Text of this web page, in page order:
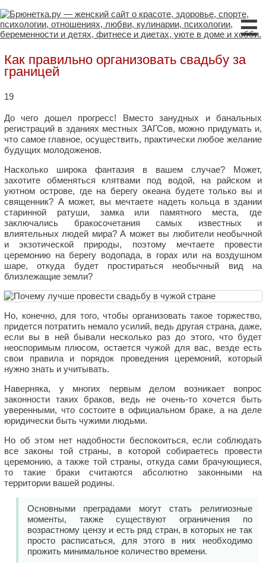
☰
Как правильно организовать свадьбу за
границей
19
До чего дошел прогресс! Вместо занудных и банальных
регистраций в зданиях местных ЗАГСов, можно придумать и,
что самое главное, осуществить, практически любое желание
будущих молодоженов.
Насколько широка фантазия в вашем случае? Может,
захотите обменяться клятвами под водой, на райском и
уютном острове, где на берегу океана будете только вы и
священник? А может, вы мечтаете надеть кольца в здании
старинной ратуши, замка или памятного места, где
заключались бракосочетания самых известных и
влиятельных людей мира? А может вы любители необычной
и экзотической природы, поэтому мечтаете провести
церемонию на берегу водопада, в горах или на воздушном
шаре, откуда будет простираться необычный вид на
близлежащие земли?
Но, конечно, для того, чтобы организовать такое торжество,
придется потратить немало усилий, ведь другая страна, даже,
если вы в ней бывали несколько раз до этого, что будет
неоспоримым плюсом, остается чужой для вас, везде есть
свои правила и порядок проведения церемоний, который
нужно знать и учитывать.
Наверняка, у многих первым делом возникает вопрос
законности таких браков, ведь не очень-то хочется быть
уверенными, что состоите в официальном браке, а на деле
юридически быть чужими людьми.
Но об этом нет надобности беспокоиться, если соблюдать
все законы той страны, в которой собираетесь провести
церемонию, а также той страны, откуда сами брачующиеся,
то такие браки считаются абсолютно законными на
территории вашей родины.
Основными преградами могут стать религиозные
моменты, также существуют ограничения по
возрастному цензу и есть ряд стран, в которых не так
просто расписаться, для этого в них необходимо
прожить минимальное количество времени.